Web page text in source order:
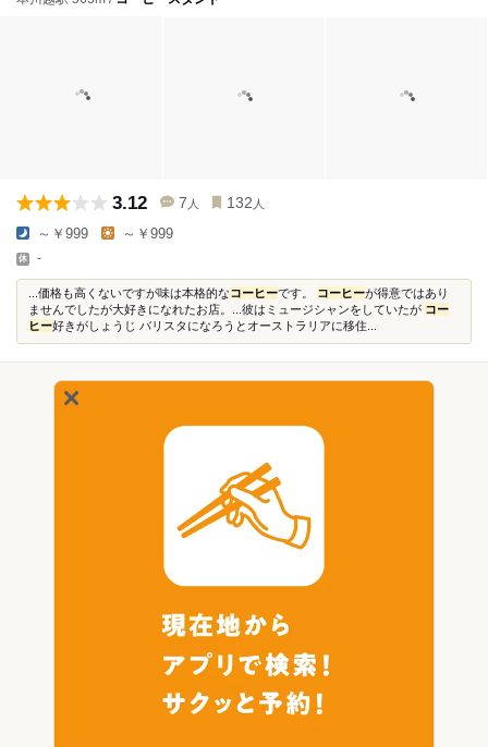
3.12 7 人 132 人
～￥999 ～￥999
-
...価格も高くないですが味は本格的なコーヒーです。 コーヒーが得意ではあり
ませんでしたが大好きになれたお店。...彼はミュージシャンをしていたが コー
ヒー好きがしょうじ バリスタになろうとオーストラリアに移住...